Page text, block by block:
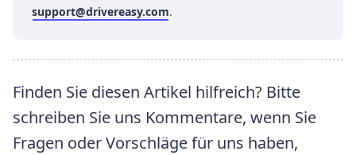
support@drivereasy.com.
Finden Sie diesen Artikel hilfreich? Bitte
schreiben Sie uns Kommentare, wenn Sie
Fragen oder Vorschläge für uns haben,